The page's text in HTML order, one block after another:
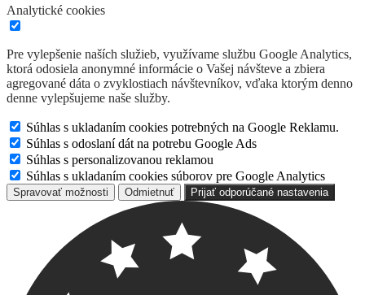
Analytické cookies
Pre vylepšenie naších služieb, využívame službu Google Analytics,
ktorá odosiela anonymné informácie o Vašej návšteve a zbiera
agregované dáta o zvyklostiach návštevníkov, vďaka ktorým denno
denne vylepšujeme naše služby.
Súhlas s ukladaním cookies potrebných na Google Reklamu.
Súhlas s odoslaní dát na potrebu Google Ads
Súhlas s personalizovanou reklamou
Súhlas s ukladaním cookies súborov pre Google Analytics
Spravovať možnosti Odmietnuť Prijať odporúčané nastavenia